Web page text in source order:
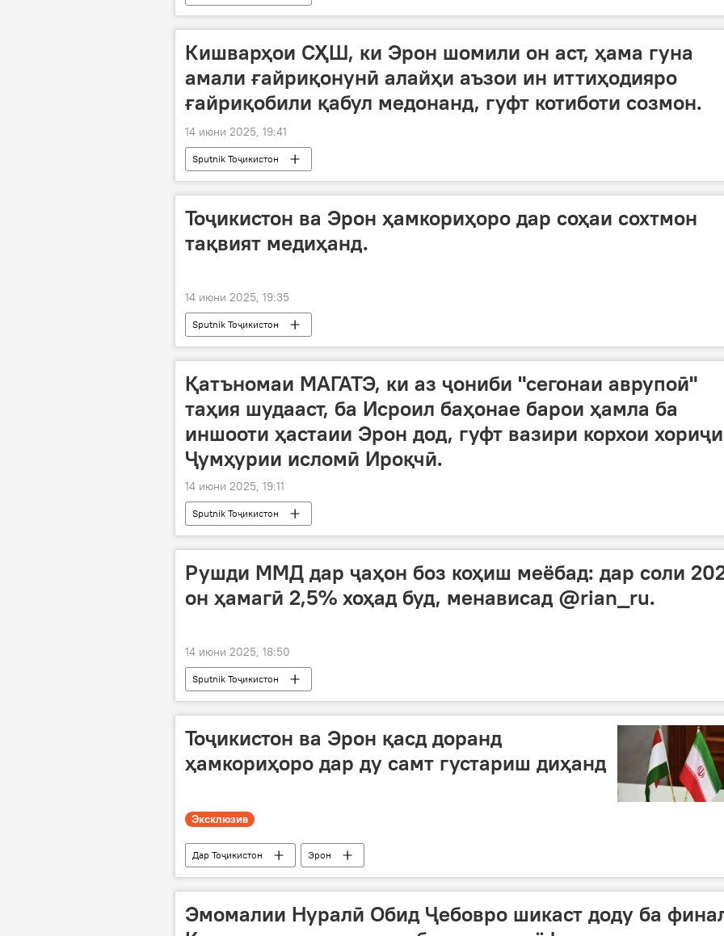
Кишварҳои СҲШ, ки Эрон шомили он аст, ҳама гуна
амали ғайриқонунӣ алайҳи аъзои ин иттиҳодияро
ғайриқобили қабул медонанд, гуфт котиботи созмон.
14 июни 2025, 19:41
Sputnik Тоҷикистон
Тоҷикистон ва Эрон ҳамкориҳоро дар соҳаи сохтмон
тақвият медиҳанд.
14 июни 2025, 19:35
Sputnik Тоҷикистон
Қатъномаи МАГАТЭ, ки аз ҷониби "сегонаи аврупоӣ"
таҳия шудааст, ба Исроил баҳонае барои ҳамла ба
иншооти ҳастаии Эрон дод, гуфт вазири корхои
Ҷумҳурии исломӣ Ироқчӣ.
14 июни 2025, 19:11
Sputnik Тоҷикистон
Рушди ММД дар ҷаҳон боз коҳиш меёбад: дар соли
он ҳамагӣ 2,5% хоҳад буд, менависад @rian_ru.
14 июни 2025, 18:50
Sputnik Тоҷикистон
Тоҷикистон ва Эрон қасд доранд
ҳамкориҳоро дар ду самт густариш диҳанд
Эксклюзив
Дар Тоҷикистон Эрон
Эмомалии Нуралӣ Обид Ҷебовро шикаст доду ба